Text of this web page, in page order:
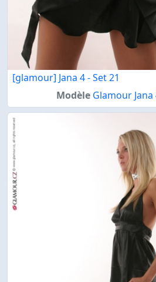
[glamour] Jana 4 - Set 21
Modèle Glamour Jana